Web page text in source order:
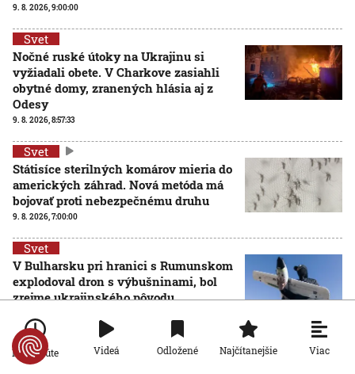
9. 8. 2026, 9:00:00
Svet
Nočné ruské útoky na Ukrajinu si
vyžiadali obete. V Charkove zasiahli
obytné domy, zranených hlásia aj z
Odesy
9. 8. 2026, 8:57:33
Svet
Státisíce sterilných komárov mieria do
amerických záhrad. Nová metóda má
bojovať proti nebezpečnému druhu
9. 8. 2026, 7:00:00
Svet
V Bulharsku pri hranici s Rumunskom
explodoval dron s výbušninami, bol
zrejme ukrajinského pôvodu
Po minúte Videá Odložené Najčítanejšie Viac